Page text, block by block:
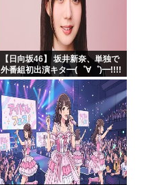
【日向坂46】 坂井新奈、単独で
外番組初出演キタ━(゜∀゜)━!!!!